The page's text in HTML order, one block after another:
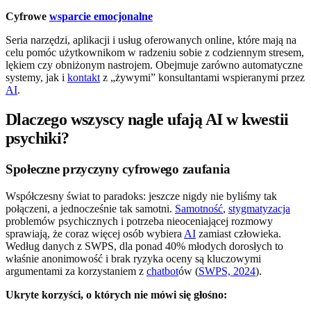
Cyfrowe wsparcie emocjonalne
Seria narzędzi, aplikacji i usług oferowanych online, które mają na
celu pomóc użytkownikom w radzeniu sobie z codziennym stresem,
lękiem czy obniżonym nastrojem. Obejmuje zarówno automatyczne
systemy, jak i kontakt z „żywymi” konsultantami wspieranymi przez
AI.
Dlaczego wszyscy nagle ufają AI w kwestii
psychiki?
Społeczne przyczyny cyfrowego zaufania
Współczesny świat to paradoks: jeszcze nigdy nie byliśmy tak
połączeni, a jednocześnie tak samotni. Samotność, stygmatyzacja
problemów psychicznych i potrzeba nieoceniającej rozmowy
sprawiają, że coraz więcej osób wybiera AI zamiast człowieka.
Według danych z SWPS, dla ponad 40% młodych dorosłych to
właśnie anonimowość i brak ryzyka oceny są kluczowymi
argumentami za korzystaniem z chatbotów (SWPS, 2024).
Ukryte korzyści, o których nie mówi się głośno: